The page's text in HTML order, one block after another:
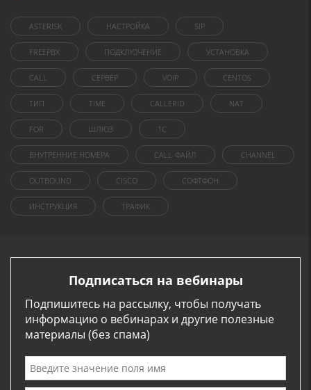
ASTERISK НАСТРОЙКА SIP
FREEPBX ПОДКЛЮЧЕНИЕ УСТАНОВКА
CALL СЕРВЕР VOIP CENTOS
ТИП TIME CALLERID NAT
FOR ШЛЮЗ 1C
ВНУТРЕННИЕ НОМЕРА CALL-ФАЙЛ CHANNEL
OUTBOUND CISCO СОФТФОН
ИНСТРУКЦИЯ ТРАФИК
Подписаться на вебинары
Подпишитесь на рассылку, чтобы получать
информацию о вебинарах и другие полезные
материалы (без спама)